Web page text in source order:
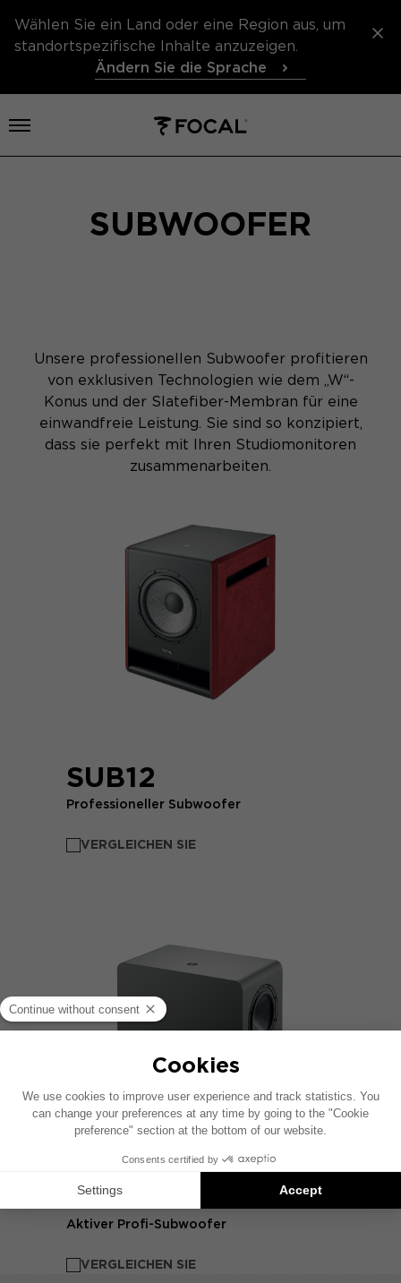
Wählen Sie ein Land oder eine Region aus, um
standortspezifische Inhalte anzuzeigen.
Ändern Sie die Sprache
Menü öffnen
SUBWOOFER
Unsere professionellen Subwoofer profitieren
von exklusiven Technologien wie dem „W“-
Konus und der Slatefiber-Membran für eine
einwandfreie Leistung. Sie sind so konzipiert,
dass sie perfekt mit Ihren Studiomonitoren
zusammenarbeiten.
SUB12
Professioneller Subwoofer
VERGLEICHEN SIE
SUB ONE
Aktiver Profi-Subwoofer
VERGLEICHEN SIE